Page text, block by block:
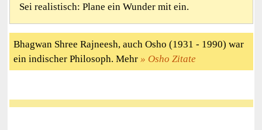
Sei realistisch: Plane ein Wunder mit ein.
Bhagwan Shree Rajneesh, auch Osho (1931 - 1990) war
ein indischer Philosoph. Mehr
Osho Zitate